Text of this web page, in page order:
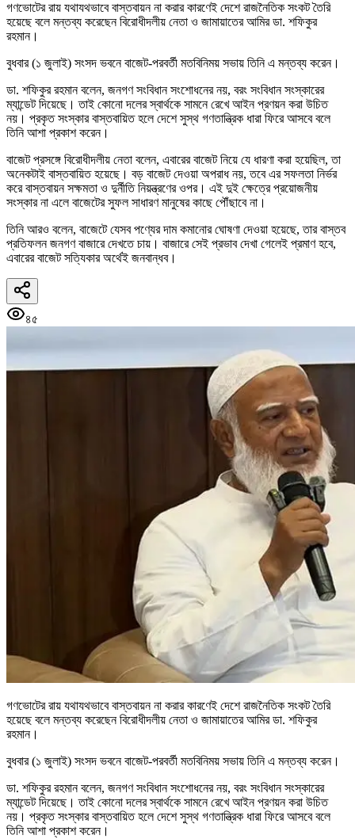
গণভোটের রায় যথাযথভাবে বাস্তবায়ন না করার কারণেই দেশে রাজনৈতিক সংকট তৈরি
হয়েছে বলে মন্তব্য করেছেন বিরোধীদলীয় নেতা ও জামায়াতের আমির ডা. শফিকুর
রহমান।
বুধবার (১ জুলাই) সংসদ ভবনে বাজেট-পরবর্তী মতবিনিময় সভায় তিনি এ মন্তব্য করেন।
ডা. শফিকুর রহমান বলেন, জনগণ সংবিধান সংশোধনের নয়, বরং সংবিধান সংস্কারের
ম্যান্ডেট দিয়েছে। তাই কোনো দলের স্বার্থকে সামনে রেখে আইন প্রণয়ন করা উচিত
নয়। প্রকৃত সংস্কার বাস্তবায়িত হলে দেশে সুস্থ গণতান্ত্রিক ধারা ফিরে আসবে বলে
তিনি আশা প্রকাশ করেন।
বাজেট প্রসঙ্গে বিরোধীদলীয় নেতা বলেন, এবারের বাজেট নিয়ে যে ধারণা করা হয়েছিল, তা
অনেকটাই বাস্তবায়িত হয়েছে। বড় বাজেট দেওয়া অপরাধ নয়, তবে এর সফলতা নির্ভর
করে বাস্তবায়ন সক্ষমতা ও দুর্নীতি নিয়ন্ত্রণের ওপর। এই দুই ক্ষেত্রে প্রয়োজনীয়
সংস্কার না এলে বাজেটের সুফল সাধারণ মানুষের কাছে পৌঁছাবে না।
তিনি আরও বলেন, বাজেটে যেসব পণ্যের দাম কমানোর ঘোষণা দেওয়া হয়েছে, তার বাস্তব
প্রতিফলন জনগণ বাজারে দেখতে চায়। বাজারে সেই প্রভাব দেখা গেলেই প্রমাণ হবে,
এবারের বাজেট সত্যিকার অর্থেই জনবান্ধব।
৪৫
গণভোটের রায় যথাযথভাবে বাস্তবায়ন না করার কারণেই দেশে রাজনৈতিক সংকট তৈরি
হয়েছে বলে মন্তব্য করেছেন বিরোধীদলীয় নেতা ও জামায়াতের আমির ডা. শফিকুর
রহমান।
বুধবার (১ জুলাই) সংসদ ভবনে বাজেট-পরবর্তী মতবিনিময় সভায় তিনি এ মন্তব্য করেন।
ডা. শফিকুর রহমান বলেন, জনগণ সংবিধান সংশোধনের নয়, বরং সংবিধান সংস্কারের
ম্যান্ডেট দিয়েছে। তাই কোনো দলের স্বার্থকে সামনে রেখে আইন প্রণয়ন করা উচিত
নয়। প্রকৃত সংস্কার বাস্তবায়িত হলে দেশে সুস্থ গণতান্ত্রিক ধারা ফিরে আসবে বলে
তিনি আশা প্রকাশ করেন।